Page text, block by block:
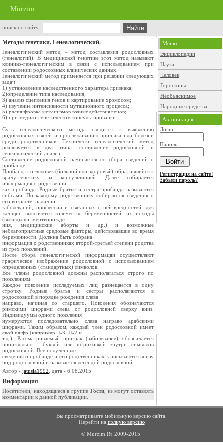
Murzim
поиск по сайту
Методы генетики. Генеалогический.
Генеалогический метод – метод составления родословных
(генеалогий). В медицинской генетике этот метод называют
клинико-генеалогическим в связи с использованием при
составлении родословных клинических данных.
Генеалогический метод применяется при решении следующих
задач:
1) установление наследственного характера признака;
2)определение типа наследования;
3) анализ сцепления генов и картирование хромосом;
4) изучение интенсивности мутационного процесса;
5) расшифровка механизмов взаимодействия генов;
6) при медико-генетическом консультировании.
Суть генеалогического метода сводится к выявлению
родословных связей и прослеживанию признака или болезни
среди родственников. Технически генеалогический метод
реализуется в два этапа: составление родословной и
генеалогический анализ.
Составление родословной начинается со сбора сведений о
пробанде.
Пробанд это человек (больной или здоровый) обратившийся к
врачу-генетику за консультацией. Далее собирается
информация о родственни-
ках пробанда. Родные братья и сестра пробанда называются
сибсами. По каждому родственнику собираются сведения о
его возрасте, наличии
заболеваний, профессии и связанных с ней вредностей, для
женщин выясняется количество беременностей, их исходы
(выкидыши, мертворожде-
ния, медицинские аборты и др.) и возможные
неблагоприятные средовые факторы, действовавшие во время
беременности. Должна быть собрана
информация о родственниках второй-третьей степени родства
из трех поколений.
После сбора генеалогической информации осуществляют
графическое изображение родословной с использованием
определенных (стандартных) символов.
Все члены родословной должны располагаться строго по
поколениям.
Каждое поколение исследуемых лиц размещается в одну
строчку. Родные братья и сестры располагаются в
родословной в порядке рождения слева
направо, начиная со старшего. Поколения обозначаются
римскими цифрами слева от родословной сверху вниз.
Индивидуумы одного поколения
нумеруются последовательно слева направо арабскими
цифрами. Таким образом, каждый член родословной имеет
свой шифр (например: I-3, II-2 и
т.д.). Рассматриваемый признак (заболевание) обозначается
произвольно— буквой или штриховкой внутри символов
родословной. Все полученные
сведения о пробанде и его родственниках записываются внизу
под родословной и называется легендой родословной.
Автор - jatusia1992 , дата - 6.08.2015
Информация
Посетители, находящиеся в группе Гости, не могут оставлять
комментарии к данной публикации.
Меню
Энциклопедии
Наука
Человек
Гороскопы
Необъяснимое
Народные средства
Авторизация
Логин:
Пароль:
Регистрация на сайте!
Забыли пароль?
Вы просматриваете мобильную версию сайта.
Перейти на полную версию
© Murzim.Ru 2009-2015.